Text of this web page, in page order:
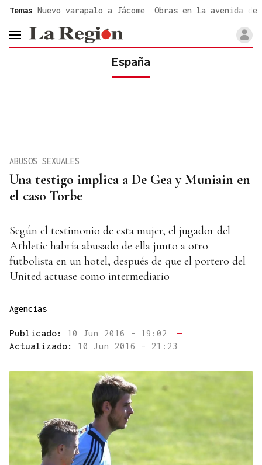
Temas Nuevo varapalo a Jácome Obras en la avenida de
header.menu.open
España
Una testigo implica a De Gea y Muniain en
el caso Torbe
ABUSOS SEXUALES
Según el testimonio de esta mujer, el jugador del
Athletic habría abusado de ella junto a otro
futbolista en un hotel, después de que el portero del
United actuase como intermediario
Agencias
Publicado: 10 Jun 2016 - 19:02
—
Actualizado: 10 Jun 2016 - 21:23